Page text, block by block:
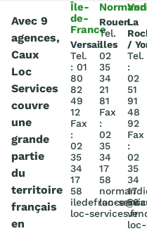
Avec 9
agences,
Caux
Loc
Services
couvre
une
grande
partie
du
territoire
français
en
Île-
de-
France
Versailles
Tel.
: 01
80
82
49
12
Fax
:
02
35
34
17
58
loc-services.fr
Rouen
Tel.
:
02
35
34
21
81
Fax
:
02
35
34
17
58
loc-
La
/
Tel.
:
02
51
91
48
92
Fax
:
02
35
34
17
58